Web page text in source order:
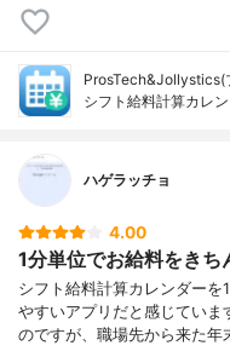
ProsTech&Jollystics(
シフト給料計算カレ
ハゲラッチョ
4.00
1分単位でお給料をきち
シフト給料計算カレンダー
やすいアプリだと感じていま
のですが、職場先から来た年